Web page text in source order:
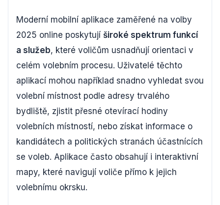
Moderní mobilní aplikace zaměřené na volby
2025 online poskytují široké spektrum funkcí
a služeb, které voličům usnadňují orientaci v
celém volebním procesu. Uživatelé těchto
aplikací mohou například snadno vyhledat svou
volební místnost podle adresy trvalého
bydliště, zjistit přesné otevírací hodiny
volebních místností, nebo získat informace o
kandidátech a politických stranách účastnících
se voleb. Aplikace často obsahují i interaktivní
mapy, které navigují voliče přímo k jejich
volebnímu okrsku.